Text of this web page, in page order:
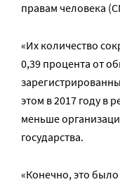
правам человека
«Их количество
0,39 процента от
этом в 2017 году в
меньше
государства.
«Конечно, это